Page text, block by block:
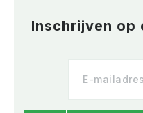
Inschrijven op